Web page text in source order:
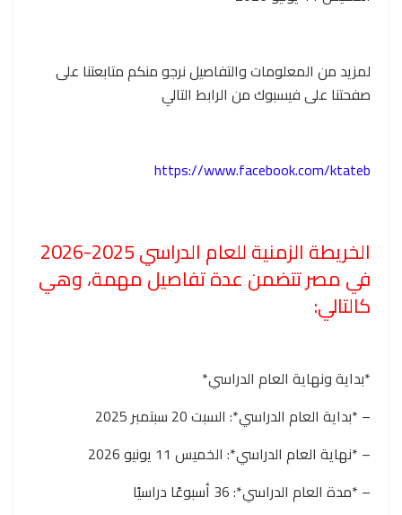
لمزيد من المعلومات والتفاصيل نرجو منكم متابعتنا على
صفحتنا على فيسبوك من الرابط التالي
https://www.facebook.com/ktateb
الخريطة الزمنية للعام الدراسي 2025-2026
في مصر تتضمن عدة تفاصيل مهمة، وهي
كالتالي:
*بداية ونهاية العام الدراسي*
– *بداية العام الدراسي*: السبت 20 سبتمبر 2025
– *نهاية العام الدراسي*: الخميس 11 يونيو 2026
– *مدة العام الدراسي*: 36 أسبوعًا دراسيًا